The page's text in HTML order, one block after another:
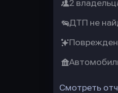
2
ДТП не
Смотреть